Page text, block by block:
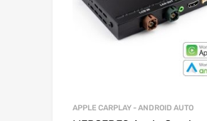
APPLE CARPLAY - ANDROID AUTO